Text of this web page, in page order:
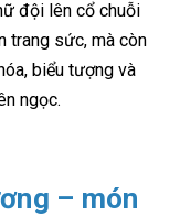
đội lên cổ chuỗi
trang sức, mà còn
biểu tượng và
ngọc.
– món